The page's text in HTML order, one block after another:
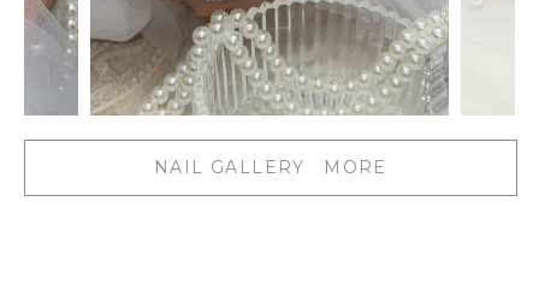
NAIL GALLERY MORE